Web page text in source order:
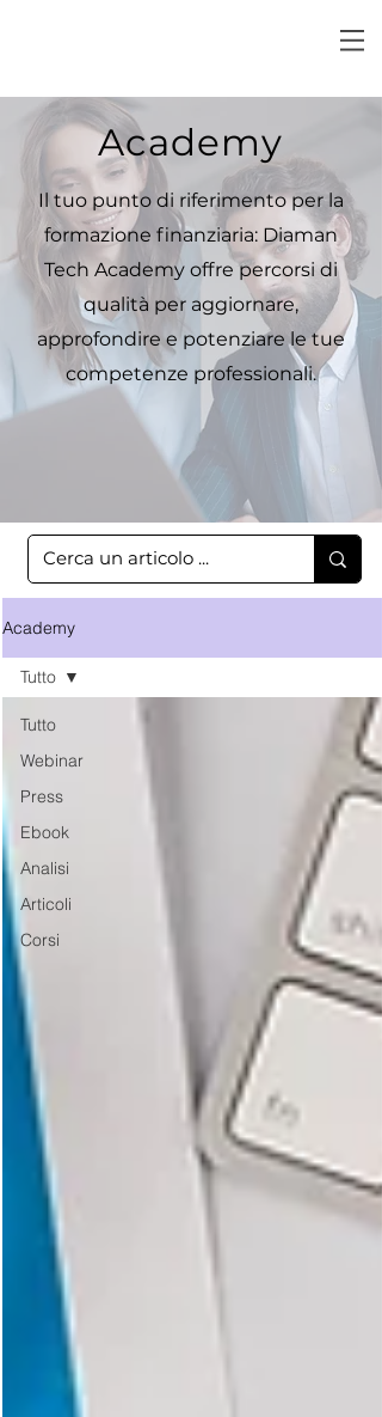
Academy
Il tuo punto di riferimento per la
formazione finanziaria: Diaman
Tech Academy offre percorsi di
qualità per aggiornare,
approfondire e potenziare le tue
competenze professionali.
Academy
Tutto
Webinar
Press
Ebook
Analisi
Articoli
Corsi
Tutto